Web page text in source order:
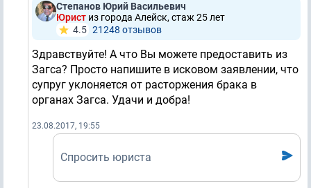
Степанов Юрий Васильевич
Юрист из города Алейск, стаж 25 лет
4.5 21248 отзывов
Здравствуйте! А что Вы можете предоставить из
Загса? Просто напишите в исковом заявлении, что
супруг уклоняется от расторжения брака в
органах Загса. Удачи и добра!
23.08.2017, 19:55
Спросить юриста